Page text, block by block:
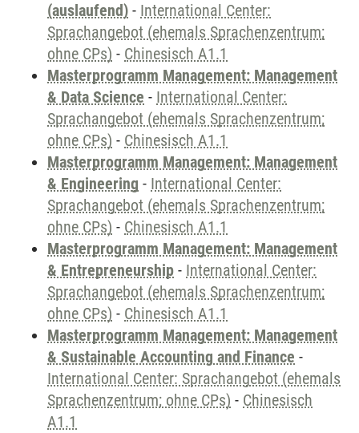
(auslaufend) - International Center:
Sprachangebot (ehemals Sprachenzentrum;
ohne CPs) - Chinesisch A1.1
Masterprogramm Management: Management
& Data Science - International Center:
Sprachangebot (ehemals Sprachenzentrum;
ohne CPs) - Chinesisch A1.1
Masterprogramm Management: Management
& Engineering - International Center:
Sprachangebot (ehemals Sprachenzentrum;
ohne CPs) - Chinesisch A1.1
Masterprogramm Management: Management
& Entrepreneurship - International Center:
Sprachangebot (ehemals Sprachenzentrum;
ohne CPs) - Chinesisch A1.1
Masterprogramm Management: Management
& Sustainable Accounting and Finance -
International Center: Sprachangebot (ehemals
Sprachenzentrum; ohne CPs) - Chinesisch
A1.1